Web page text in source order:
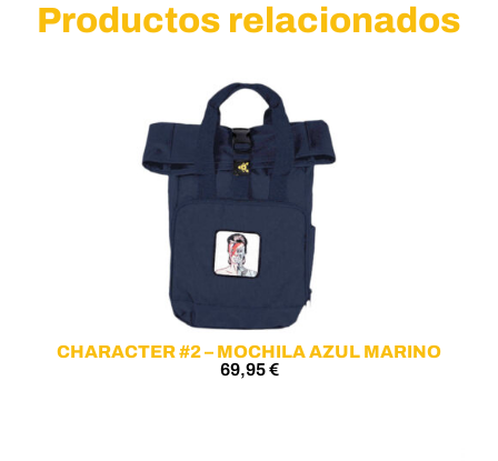
Productos relacionados
CHARACTER #2 – MOCHILA AZUL MARINO
69,95€